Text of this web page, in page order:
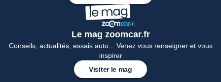
Le mag zoomcar.fr
Conseils, actualités, essais auto... Venez vous renseigner et vous
inspirer
Visiter le mag